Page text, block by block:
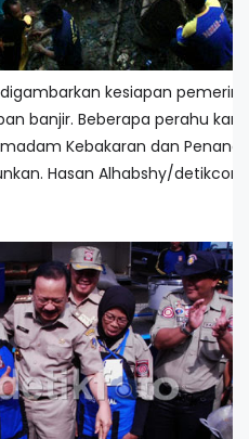
kesiapan
banjir. Beberapa perahu
Kebakaran dan
Hasan Alhabshy/detikcom.